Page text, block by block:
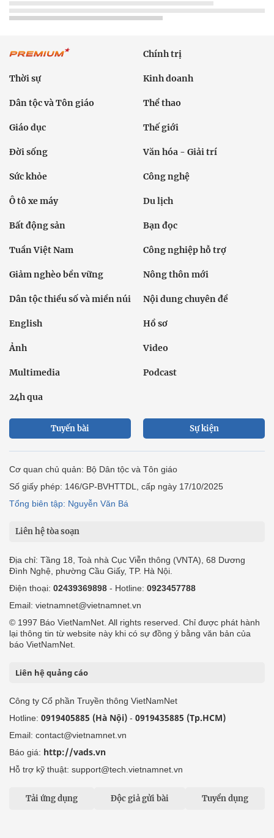
Chính trị
Thời sự Kinh doanh
Dân tộc và Tôn giáo Thể thao
Giáo dục Thế giới
Đời sống Văn hóa - Giải trí
Sức khỏe Công nghệ
Ô tô xe máy Du lịch
Bất động sản Bạn đọc
Tuần Việt Nam Công nghiệp hỗ trợ
Giảm nghèo bền vững Nông thôn mới
Dân tộc thiểu số và miền núi
Ảnh Video
Multimedia Podcast
24h qua
Cơ quan chủ quản: Bộ Dân tộc và Tôn giáo
Số giấy phép: 146/GP-BVHTTDL, cấp ngày 17/10/2025
Tổng biên tập: Nguyễn Văn Bá
Liên hệ tòa soạn
Điện thoại:
02439369898
Email: vietnamnet@vietnamnet.vn
© 1997 Báo VietNamNet. All rights reserved. Chỉ được phát hành
lại thông tin từ website này khi có sự đồng ý bằng văn bản của
báo VietNamNet.
Liên hệ quảng cáo
Công ty Cổ phần Truyền thông VietNamNet